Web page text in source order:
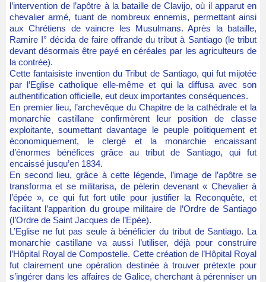
l’intervention de l’apôtre à la bataille de Clavijo, où il apparut en
chevalier armé, tuant de nombreux ennemis, permettant ainsi
aux Chrétiens de vaincre les Musulmans. Après la bataille,
Ramire I° décida de faire offrande du tribut à Santiago (le tribut
devant désormais être payé en céréales par les agriculteurs de
la contrée).
Cette fantaisiste invention du Tribut de Santiago, qui fut mijotée
par l’Eglise catholique elle-même et qui la diffusa avec son
authentification officielle, eut deux importantes conséquences.
En premier lieu, l’archevêque du Chapitre de la cathédrale et la
monarchie castillane confirmèrent leur position de classe
exploitante, soumettant davantage le peuple politiquement et
économiquement, le clergé et la monarchie encaissant
d’énormes bénéfices grâce au tribut de Santiago, qui fut
encaissé jusqu’en 1834.
En second lieu, grâce à cette légende, l’image de l’apôtre se
transforma et se militarisa, de pèlerin devenant « Chevalier à
l’épée », ce qui fut fort utile pour justifier la Reconquête, et
facilitant l’apparition du groupe militaire de l’Ordre de Santiago
(l’Ordre de Saint Jacques de l’Epée).
L’Eglise ne fut pas seule à bénéficier du tribut de Santiago. La
monarchie castillane va aussi l’utiliser, déjà pour construire
l’Hôpital Royal de Compostelle. Cette création de l’Hôpital Royal
fut clairement une opération destinée à trouver prétexte pour
s’ingérer dans les affaires de Galice, cherchant à pérenniser un